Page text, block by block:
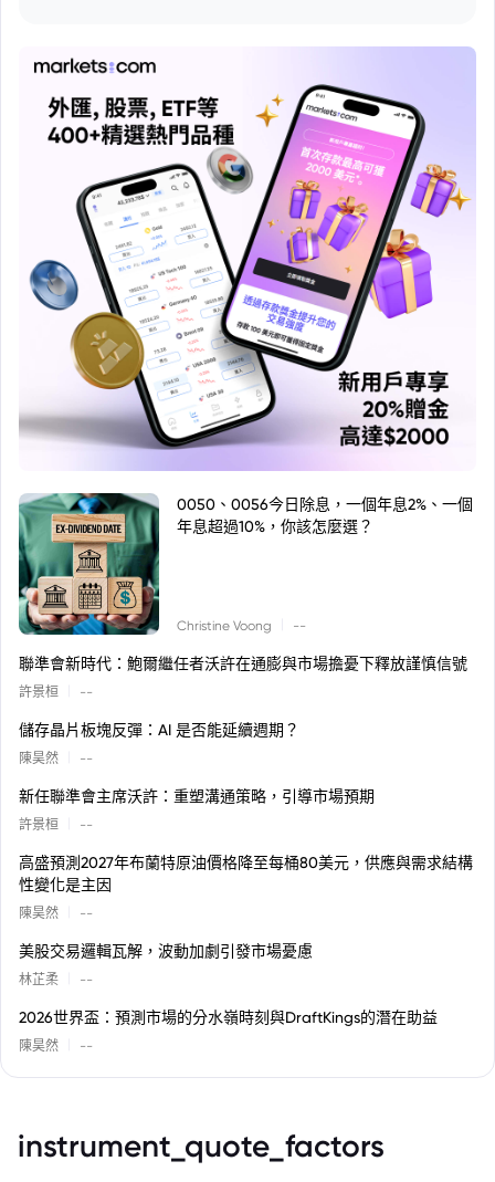
0050、0056今日除息，一個年息2%、一個
年息超過10%，你該怎麼選？
Christine Voong --
聯準會新時代：鮑爾繼任者沃許在通膨與市場擔憂下釋放謹慎信號
許景桓 --
儲存晶片板塊反彈：AI 是否能延續週期？
陳昊然 --
新任聯準會主席沃許：重塑溝通策略，引導市場預期
許景桓 --
高盛預測2027年布蘭特原油價格降至每桶80美元，供應與需求結構
性變化是主因
陳昊然 --
美股交易邏輯瓦解，波動加劇引發市場憂慮
林芷柔 --
2026世界盃：預測市場的分水嶺時刻與DraftKings的潛在助益
陳昊然 --
instrument_quote_factors